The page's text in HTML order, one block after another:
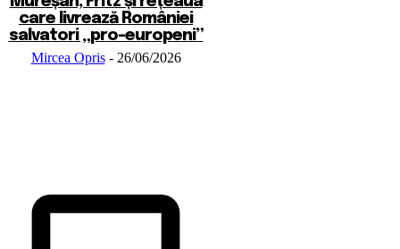
care livrează României
salvatori „pro-europeni”
Mircea Opris - 26/06/2026